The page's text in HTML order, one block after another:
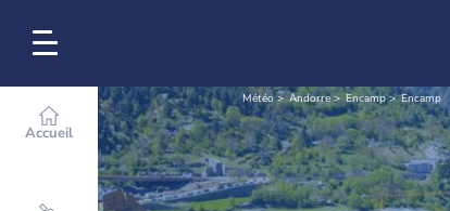
Accueil
Météo Andorre Encamp Encamp